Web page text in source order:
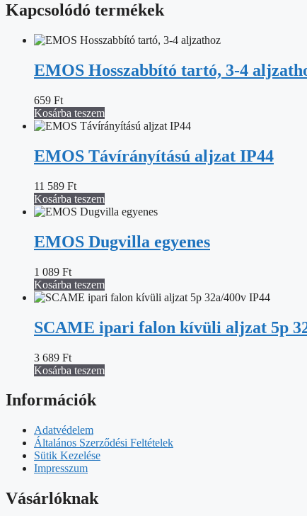
Kapcsolódó termékek
EMOS Hosszabbító tartó, 3-4
659 Ft
Kosárba teszem
EMOS Távírányítású aljzat IP44
11 589 Ft
Kosárba teszem
EMOS Dugvilla egyenes
1 089 Ft
Kosárba teszem
SCAME ipari falon kívüli aljzat 5p
3 689 Ft
Kosárba teszem
Információk
Adatvédelem
Általános Szerződési Feltételek
Sütik Kezelése
Impresszum
Vásárlóknak